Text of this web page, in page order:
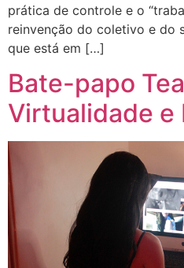
prática de controle e o
reinvenção do coletivo e do
que está em […]
Bate-papo
Virtualidade e